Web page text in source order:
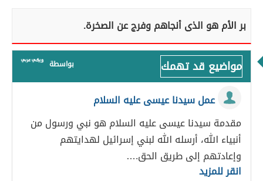
بر الأم هو الذي أنجاهم وفرج عن الصخرة.
مواضيع قد تهمك بواسطة
عمل سيدنا عيسى عليه السلام
مقدمة سيدنا عيسى عليه السلام هو نبي ورسول من
أنبياء الله، أرسله الله لبني إسرائيل لهدايتهم
وإعادتهم إلى طريق الحق.…
انقر للمزيد